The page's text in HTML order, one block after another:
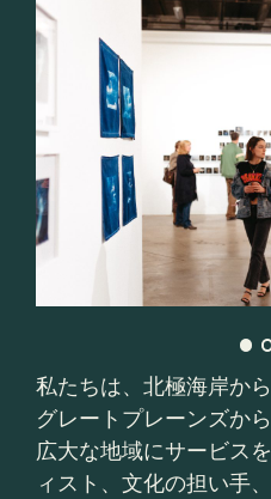
私たちは、北極海岸か
グレートプレーンズか
広大な地域にサービス
ィスト、文化の担い手